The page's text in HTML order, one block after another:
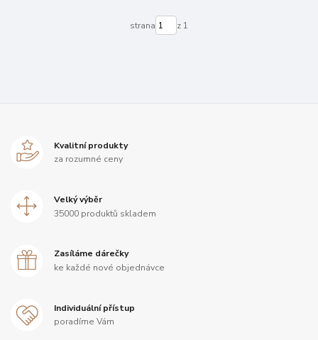
strana z 1
Kvalitní produkty
za rozumné ceny
Velký výběr
35000 produktů skladem
Zasíláme dárečky
ke každé nové objednávce
Individuální přístup
poradíme Vám